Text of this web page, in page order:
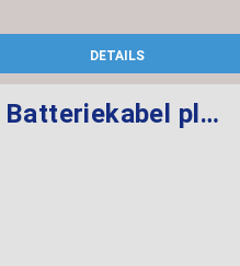
DETAILS
Batteriekabel plus SBK 2.2